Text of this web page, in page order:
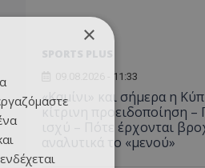
09.08.2026 - 11:33
«Καμίνι» και σήμερα η
κίτρινη προειδοποίηση –
ισχύ – Πότε έρχονται
αναλυτικά το «μενού»
×
ενδέχεται